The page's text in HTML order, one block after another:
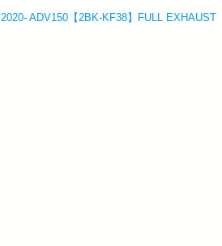
2020- ADV150【2BK-KF38】FULL EXHAUST